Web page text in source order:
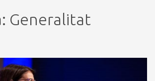
Generalitat